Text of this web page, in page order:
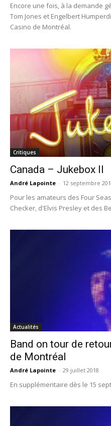
Encore une fois, à la demande
Tom Jones et Engelbert
Casino de Montréal.
Critiques
Canada – Jukebox II
André Lapointe - 12 septembre
Pour les amateurs des Four
Checker, d'Elvis Presley et des
Actualités
Band on tour de
de Montréal
André Lapointe - 29 juillet 2018
En supplémentaire dès le 15